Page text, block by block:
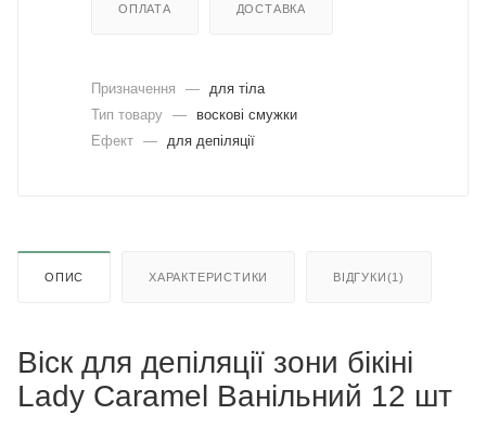
ОПЛАТА ДОСТАВКА
Призначення —
для тіла
Тип товару —
воскові смужки
Ефект — для депіляції
ОПИС ХАРАКТЕРИСТИКИ ВІДГУКИ(1)
Віск для депіляції зони бікіні
Lady Caramel Ванільний 12 шт